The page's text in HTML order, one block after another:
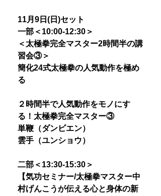
11月9日(日)セット
一部＜10:00-12:30＞
＜太極拳完全マスター2時間半の講
習会③＞
簡化24式太極拳の人気動作を極め
る
２時間半で人気動作をモノにす
る！太極拳完全マスター③
単鞭（ダンビエン）
雲手（ユンショウ）
二部＜13:30-15:30＞
【気功セミナー/太極拳マスター中
村げんこうが伝える心と身体の新